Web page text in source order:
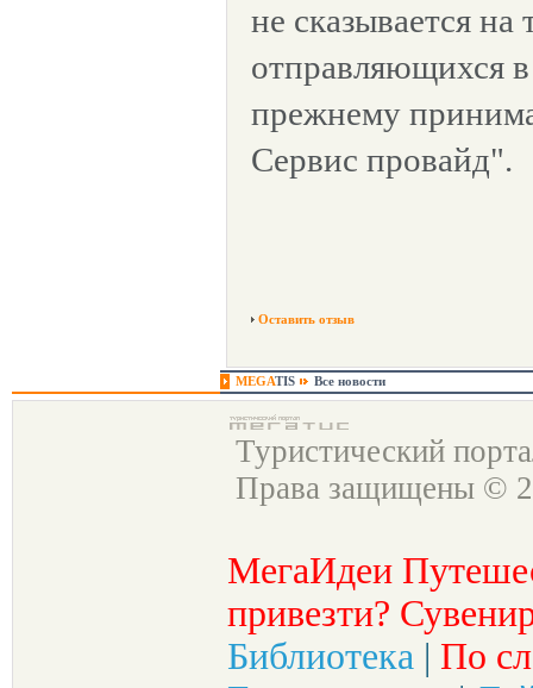
не сказывается на
отправляющихся
прежнему
Сервис провайд".
Оставить отзыв
MEGATIS Все новости
Туристический
Права защищены ©
МегаИдеи
привезти?
Библиотека | По